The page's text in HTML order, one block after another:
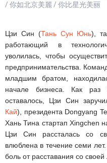
/ 你如北京美麗 / 你比星光美丽
Цзи Син (Тань Сун Юнь),
работающий в
уволилась, чтобы
предпринимательства.
младшим братом,
начале бизнеса. Как
оставалось, Цзи Син
Кай), президента Dongyang
Хань Тина стартап Xingchen
Цзи Син рассталась со
влюблена в течение семи
боль от расставания со